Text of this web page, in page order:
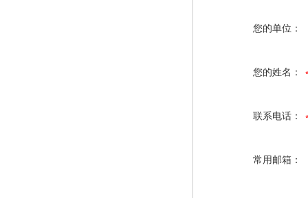
您的单位：
您的姓名：
联系电话：
常用邮箱：